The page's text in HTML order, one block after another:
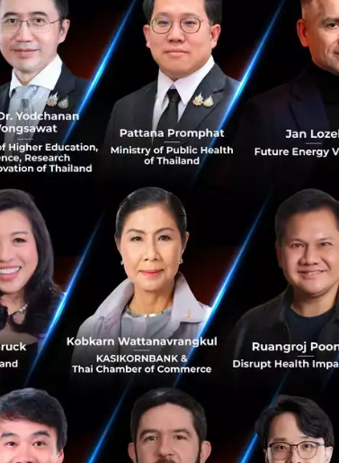
ให้ครอบคลุมรูปแบบที่หลากหลายอาทิการฟัง
ของ Tencent อย่างจริงจัง หลังจากเมื่อช่วงปลาย
ไทยโดย พอชูยูงรองประธานกลุ่มธุรกิจต่างประเทศ
และการเติบโตของ Startup ต่างๆในประเทศไทย
และเราเชื่อว่า Tencent และ Ookbee มี
สริมสร้างโอกาสทางการตลาดต่างๆและเป็นตัว
ทยของเราและเราหวังว่าจะได้ร่วมมือกับศิลปินผู้
บริษัทอินเทอร์เน็ตที่ใหญ่ที่สุดในโลกและยังเป็น
สูงสุดในเอเชียทำความรู้จักกับดีลต่างๆ ของ